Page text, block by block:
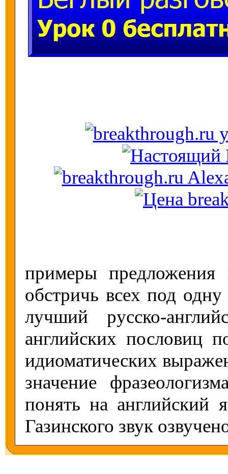
примеры предложения
обстричь всех под
лучший русско-
английских пословиц
идиоматических
значение
понять на английский
Газинского звук